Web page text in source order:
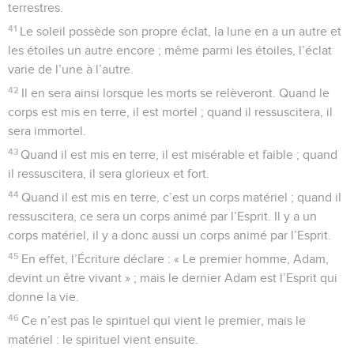
terrestres.
41 Le soleil possède son propre éclat, la lune en a un autre et
les étoiles un autre encore ; même parmi les étoiles, l’éclat
varie de l’une à l’autre.
42 Il en sera ainsi lorsque les morts se relèveront. Quand le
corps est mis en terre, il est mortel ; quand il ressuscitera, il
sera immortel.
43 Quand il est mis en terre, il est misérable et faible ; quand
il ressuscitera, il sera glorieux et fort.
44 Quand il est mis en terre, c’est un corps matériel ; quand il
ressuscitera, ce sera un corps animé par l’Esprit. Il y a un
corps matériel, il y a donc aussi un corps animé par l’Esprit.
45 En effet, l’Écriture déclare : « Le premier homme, Adam,
devint un être vivant » ; mais le dernier Adam est l’Esprit qui
donne la vie.
46 Ce n’est pas le spirituel qui vient le premier, mais le
matériel : le spirituel vient ensuite.